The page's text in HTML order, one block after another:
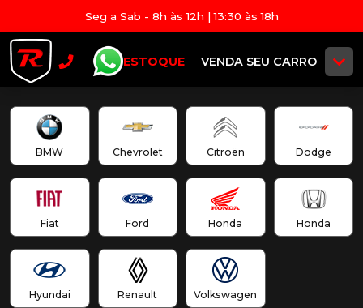
Seg a Sab - 8h às 12h | 13:30 às 18h
ESTOQUE VENDA SEU CARRO
BMW Chevrolet Citroën Dodge
Fiat Ford Honda Honda
Hyundai Renault Volkswagen